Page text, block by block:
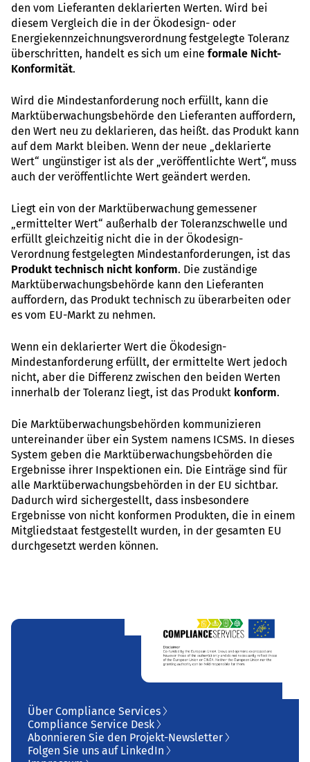
den vom Lieferanten deklarierten Werten. Wird bei
diesem Vergleich die in der Ökodesign- oder
Energiekennzeichnungsverordnung festgelegte Toleranz
überschritten, handelt es sich um eine formale Nicht-
Konformität.
Wird die Mindestanforderung noch erfüllt, kann die
Marktüberwachungsbehörde den Lieferanten auffordern,
den Wert neu zu deklarieren, das heißt. das Produkt kann
auf dem Markt bleiben. Wenn der neue „deklarierte
Wert“ ungünstiger ist als der „veröffentlichte Wert“, muss
auch der veröffentlichte Wert geändert werden.
Liegt ein von der Marktüberwachung gemessener
„ermittelter Wert“ außerhalb der Toleranzschwelle und
erfüllt gleichzeitig nicht die in der Ökodesign-
Verordnung festgelegten Mindestanforderungen, ist das
Produkt technisch nicht konform. Die zuständige
Marktüberwachungsbehörde kann den Lieferanten
auffordern, das Produkt technisch zu überarbeiten oder
es vom EU-Markt zu nehmen.
Wenn ein deklarierter Wert die Ökodesign-
Mindestanforderung erfüllt, der ermittelte Wert jedoch
nicht, aber die Differenz zwischen den beiden Werten
innerhalb der Toleranz liegt, ist das Produkt konform.
Die Marktüberwachungsbehörden kommunizieren
untereinander über ein System namens ICSMS. In dieses
System geben die Marktüberwachungsbehörden die
Ergebnisse ihrer Inspektionen ein. Die Einträge sind für
alle Marktüberwachungsbehörden in der EU sichtbar.
Dadurch wird sichergestellt, dass insbesondere
Ergebnisse von nicht konformen Produkten, die in einem
Mitgliedstaat festgestellt wurden, in der gesamten EU
durchgesetzt werden können.
Über Compliance Services
Compliance Service Desk
Abonnieren Sie den Projekt-Newsletter
Folgen Sie uns auf LinkedIn